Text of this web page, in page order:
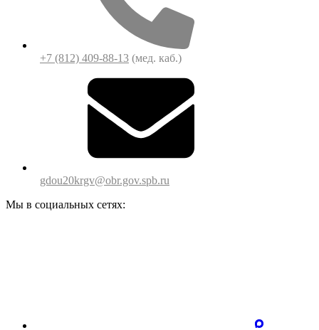
+7 (812) 409-88-13 (мед. каб.)
gdou20krgv@obr.gov.spb.ru
Мы в социальных сетях: